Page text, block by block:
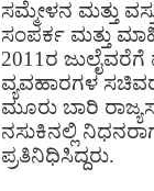
ಸಮ್ಮೇಳನ ಮತ್ತು
ಸಂಪರ್ಕ ಮತ್ತು
2011ರ
ವ್ಯವಹಾರಗಳ
ಮೂರು ಬಾರಿ
ನಸುಕಿನಲ್ಲಿ
ಪ್ರತಿನಿಧಿಸಿದ್ದರು.